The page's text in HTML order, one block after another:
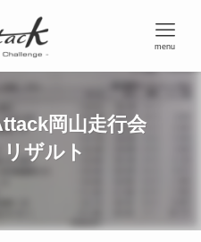
menu
岡山走行会
ザルト